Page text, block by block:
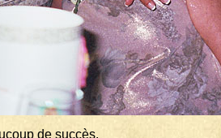
de succès.